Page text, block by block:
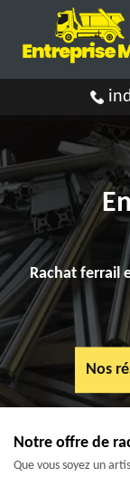
Rachat ferrail
Nos
Notre offre de
Que vous soyez un